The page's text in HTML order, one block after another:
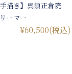
手描き】呉須正倉院
ーマー
¥60,500(税込)